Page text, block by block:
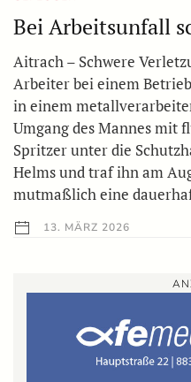
Bei Arbeitsunfall
Aitrach – Schwere
Arbeiter bei einem
in einem
Umgang des Mannes mit
Spritzer unter die
Helms und traf ihn am
mutmaßlich eine
13. MÄRZ 2026